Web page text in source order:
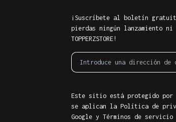
¡Suscríbete al boletín
pierdas ningún lanzamiento
TOPPERZSTORE!
Este sitio está protegido por
se aplican la Política de
Google y Términos de servicio